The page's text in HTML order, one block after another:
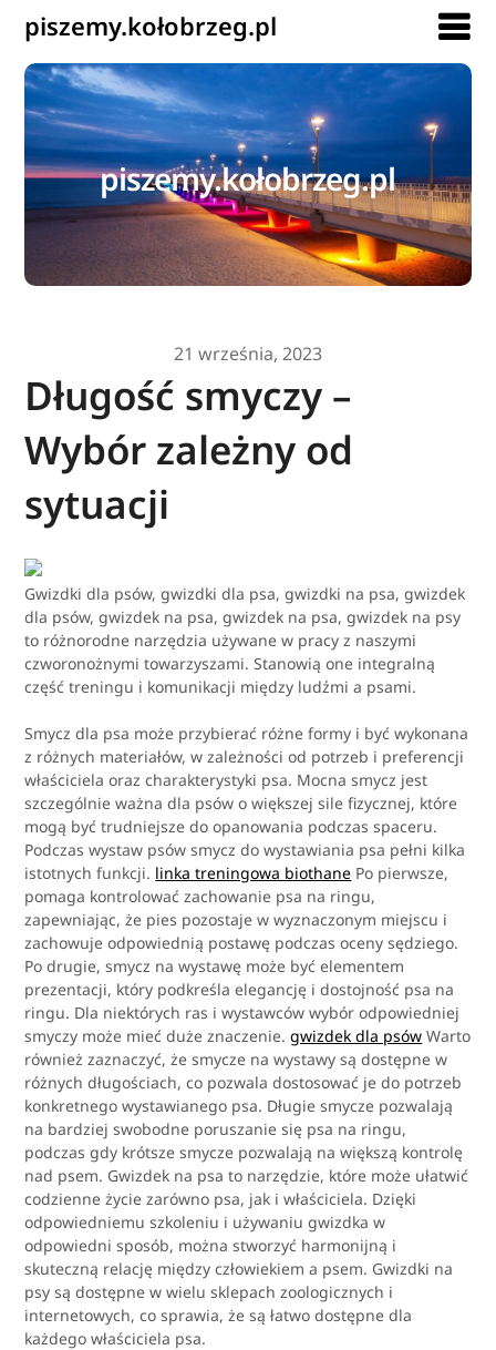
piszemy.kołobrzeg.pl
piszemy.kołobrzeg.pl
21 września, 2023
Długość smyczy –
Wybór zależny od
sytuacji
Gwizdki dla psów, gwizdki dla psa, gwizdki na psa, gwizdek
dla psów, gwizdek na psa, gwizdek na psa, gwizdek na psy
to różnorodne narzędzia używane w pracy z naszymi
czworonożnymi towarzyszami. Stanowią one integralną
część treningu i komunikacji między ludźmi a psami.
Smycz dla psa może przybierać różne formy i być wykonana
z różnych materiałów, w zależności od potrzeb i preferencji
właściciela oraz charakterystyki psa. Mocna smycz jest
szczególnie ważna dla psów o większej sile fizycznej, które
mogą być trudniejsze do opanowania podczas spaceru.
Podczas wystaw psów smycz do wystawiania psa pełni kilka
istotnych funkcji. linka treningowa biothane Po pierwsze,
pomaga kontrolować zachowanie psa na ringu,
zapewniając, że pies pozostaje w wyznaczonym miejscu i
zachowuje odpowiednią postawę podczas oceny sędziego.
Po drugie, smycz na wystawę może być elementem
prezentacji, który podkreśla elegancję i dostojność psa na
ringu. Dla niektórych ras i wystawców wybór odpowiedniej
smyczy może mieć duże znaczenie.gwizdek dla psów Warto
również zaznaczyć, że smycze na wystawy są dostępne w
różnych długościach, co pozwala dostosować je do potrzeb
konkretnego wystawianego psa. Długie smycze pozwalają
na bardziej swobodne poruszanie się psa na ringu,
podczas gdy krótsze smycze pozwalają na większą kontrolę
nad psem. Gwizdek na psa to narzędzie, które może ułatwić
codzienne życie zarówno psa, jak i właściciela. Dzięki
odpowiedniemu szkoleniu i używaniu gwizdka w
odpowiedni sposób, można stworzyć harmonijną i
skuteczną relację między człowiekiem a psem. Gwizdki na
psy są dostępne w wielu sklepach zoologicznych i
internetowych, co sprawia, że są łatwo dostępne dla
każdego właściciela psa.